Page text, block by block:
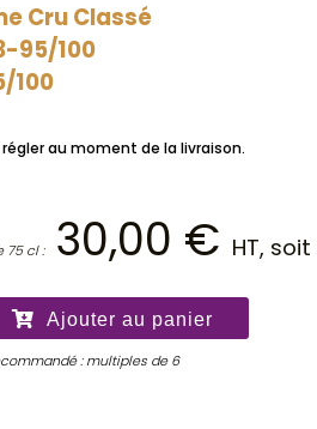
Cru Classé
95/100
100
au moment de la livraison.
75 cl : 30,00 € HT, soit
Ajouter au panier
: multiples de 6